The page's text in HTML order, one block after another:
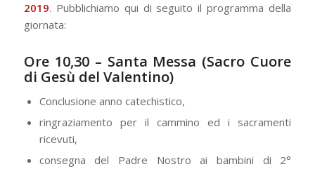
2019. Pubblichiamo qui di seguito il programma della
giornata:
Ore 10,30 – Santa Messa (Sacro Cuore
di Gesù del Valentino)
Conclusione anno catechistico,
ringraziamento per il cammino ed i sacramenti
ricevuti,
consegna del Padre Nostro ai bambini di 2°